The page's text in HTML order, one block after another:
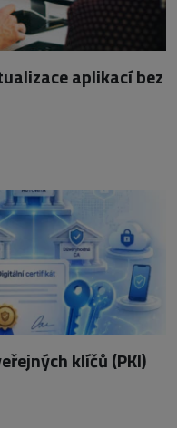
aplikací bez
klíčů (PKI)